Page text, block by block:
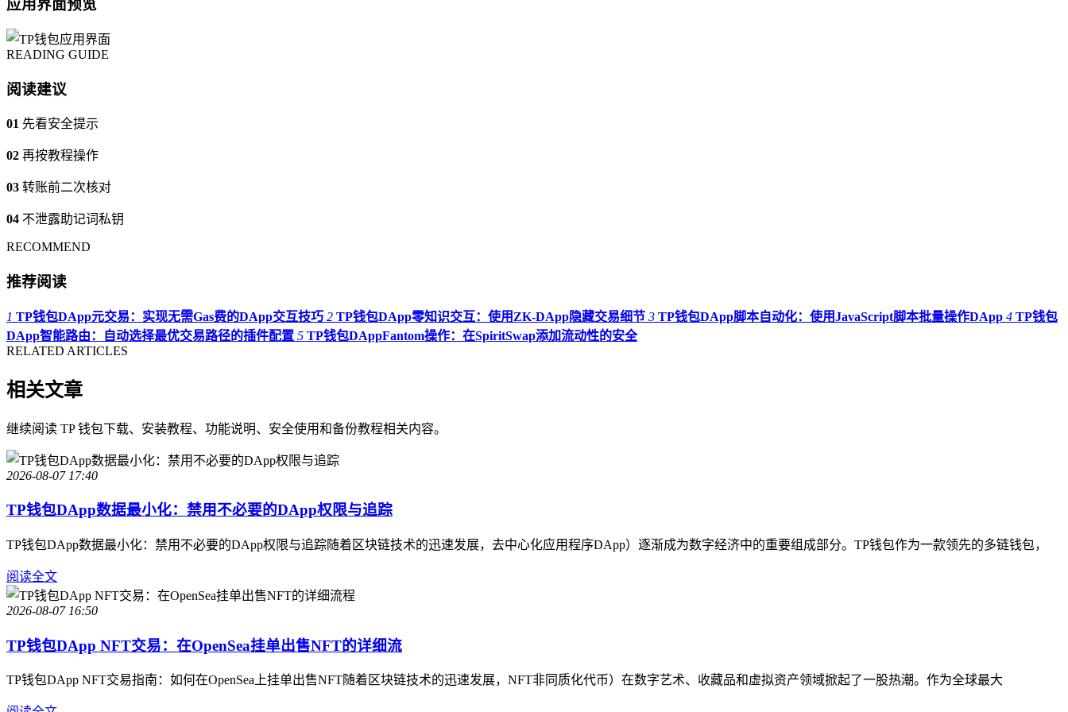
应用界面预览
READING GUIDE
阅读建议
01 先看安全提示
02 再按教程操作
03 转账前二次核对
04 不泄露助记词私钥
RECOMMEND
推荐阅读
1 TP钱包DApp元交易：实现无需Gas费的DApp交互技巧 2 TP钱包DApp零知识交互：使用ZK-DApp隐藏交易细节 3 TP钱包DApp脚本自动化：使用JavaScript脚本批量操作DApp 4 TP钱包
DApp智能路由：自动选择最优交易路径的插件配置 5 TP钱包DAppFantom操作：在SpiritSwap添加流动性的安全
RELATED ARTICLES
相关文章
继续阅读 TP 钱包下载、安装教程、功能说明、安全使用和备份教程相关内容。
2026-08-07 17:40
TP钱包DApp数据最小化：禁用不必要的DApp权限与追踪
TP钱包DApp数据最小化：禁用不必要的DApp权限与追踪随着区块链技术的迅速发展，去中心化应用程序DApp）逐渐成为数字经济中的重要组成部分。TP钱包作为一款领先的多链钱包，
阅读全文
2026-08-07 16:50
TP钱包DApp NFT交易：在OpenSea挂单出售NFT的详细流
TP钱包DApp NFT交易指南：如何在OpenSea上挂单出售NFT随着区块链技术的迅速发展，NFT非同质化代币）在数字艺术、收藏品和虚拟资产领域掀起了一股热潮。作为全球最大